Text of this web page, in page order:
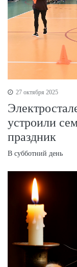
27 октября 2025
устроили
праздник
В субботний день